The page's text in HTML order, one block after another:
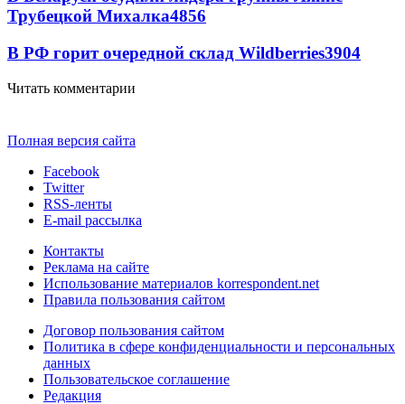
Трубецкой Михалка4856
В РФ горит очередной склад Wildberries3904
Читать комментарии
Полная версия сайта
Facebook
Twitter
RSS-ленты
E-mail рассылка
Контакты
Реклама на сайте
Использование материалов korrespondent.net
Правила пользования сайтом
Договор пользования сайтом
Политика в сфере конфиденциальности и персональных
данных
Пользовательское соглашение
Редакция